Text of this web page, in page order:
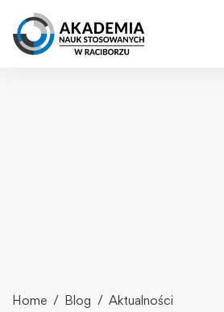
Home Blog
Aktualności